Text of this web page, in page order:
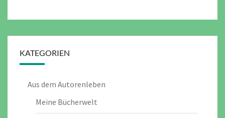
KATEGORIEN
Aus dem Autorenleben
Meine Bücherwelt